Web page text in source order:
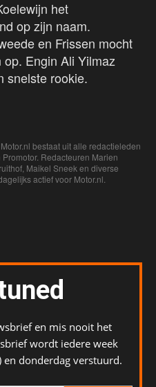
het
op zijn naam.
en Frissen mocht
Engin Ali Yilmaz
snelste rookie.
bestaat uit alle redactieleden
Redacteuren Marien
Maikel Sneek en diverse
actief voor Motor.nl.
en mis nooit het
wordt iedere week
en donderdag verstuurd.